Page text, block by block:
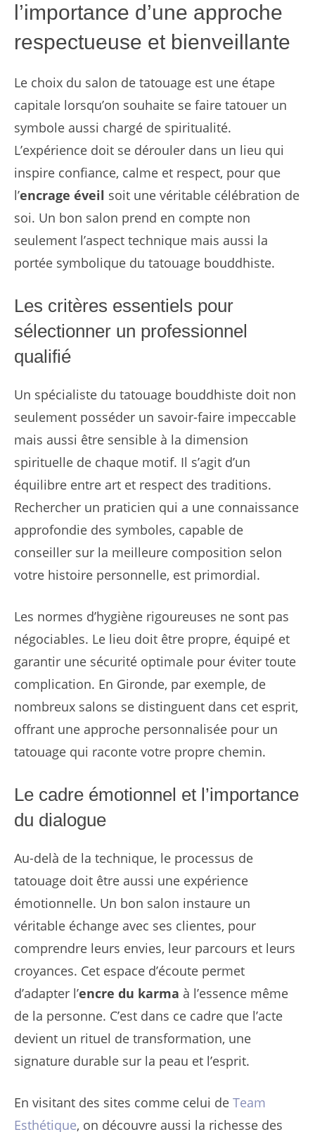
l’importance d’une approche
respectueuse et bienveillante
Le choix du salon de tatouage est une étape
capitale lorsqu’on souhaite se faire tatouer un
symbole aussi chargé de spiritualité.
L’expérience doit se dérouler dans un lieu qui
inspire confiance, calme et respect, pour que
l’encrage éveil soit une véritable célébration de
soi. Un bon salon prend en compte non
seulement l’aspect technique mais aussi la
portée symbolique du tatouage bouddhiste.
Les critères essentiels pour
sélectionner un professionnel
qualifié
Un spécialiste du tatouage bouddhiste doit non
seulement posséder un savoir-faire impeccable
mais aussi être sensible à la dimension
spirituelle de chaque motif. Il s’agit d’un
équilibre entre art et respect des traditions.
Rechercher un praticien qui a une connaissance
approfondie des symboles, capable de
conseiller sur la meilleure composition selon
votre histoire personnelle, est primordial.
Les normes d’hygiène rigoureuses ne sont pas
négociables. Le lieu doit être propre, équipé et
garantir une sécurité optimale pour éviter toute
complication. En Gironde, par exemple, de
nombreux salons se distinguent dans cet esprit,
offrant une approche personnalisée pour un
tatouage qui raconte votre propre chemin.
Le cadre émotionnel et l’importance
du dialogue
Au-delà de la technique, le processus de
tatouage doit être aussi une expérience
émotionnelle. Un bon salon instaure un
véritable échange avec ses clientes, pour
comprendre leurs envies, leur parcours et leurs
croyances. Cet espace d’écoute permet
d’adapter l’encre du karma à l’essence même
de la personne. C’est dans ce cadre que l’acte
devient un rituel de transformation, une
signature durable sur la peau et l’esprit.
En visitant des sites comme celui de Team
Esthétique, on découvre aussi la richesse des